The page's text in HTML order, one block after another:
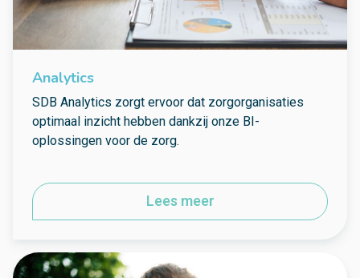
Analytics
SDB Analytics zorgt ervoor dat zorgorganisaties
optimaal inzicht hebben dankzij onze BI-
oplossingen voor de zorg.
Lees meer